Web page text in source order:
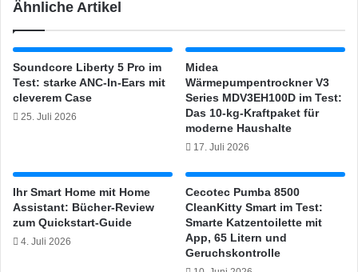
y
e
t
e
t
Ähnliche Artikel
Soundcore Liberty 5 Pro im
Test: starke ANC-In-Ears mit
cleverem Case
25. Juli 2026
Midea
Wärmepumpentrockner V3
Series MDV3EH100D im Test:
Das 10-kg-Kraftpaket für
moderne Haushalte
17. Juli 2026
Ihr Smart Home mit Home
Assistant: Bücher-Review
zum Quickstart-Guide
4. Juli 2026
Cecotec Pumba 8500
CleanKitty Smart im Test:
Smarte Katzentoilette mit
App, 65 Litern und
Geruchskontrolle